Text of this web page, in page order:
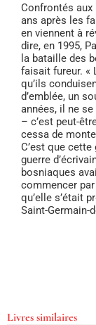
Confrontés
ans après les
en viennent à
dire, en 1995,
la bataille des
faisait fureur. «
qu’ils
d’emblée, un
années, il ne
– c’est peut-
cessa de
C’est que cette
guerre
bosniaques
commencer par
qu’elle s’était
Saint-Germain-
Livres similaires